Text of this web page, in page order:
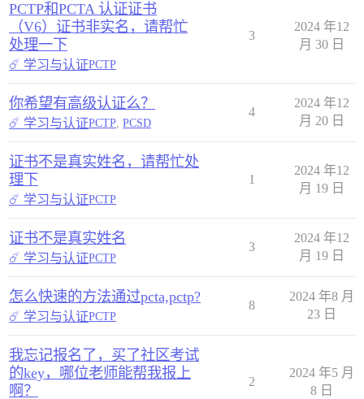
PCTP和PCTA 认证证书
（V6）证书非实名，请帮忙
处理一下
☄️ 学习与认证PCTP
3
2024 年12
月 30 日
你希望有高级认证么？
☄️ 学习与认证PCTP PCSD
4
2024 年12
月 20 日
证书不是真实姓名，请帮忙处
理下
☄️ 学习与认证PCTP
1
2024 年12
月 19 日
证书不是真实姓名
☄️ 学习与认证PCTP
3
2024 年12
月 19 日
怎么快速的方法通过pcta,pctp?
☄️ 学习与认证PCTP
8
2024 年8 月
23 日
我忘记报名了，买了社区考试
的key，哪位老师能帮我报上
啊？
2
2024 年5 月
8 日